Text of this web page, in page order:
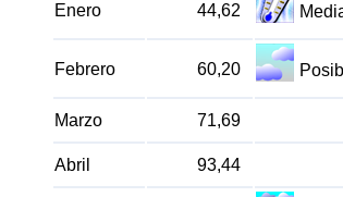
Enero 44,62
Febrero 60,20
Marzo 71,69
Abril 93,44